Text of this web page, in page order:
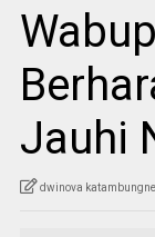
Jauhi
dwinova